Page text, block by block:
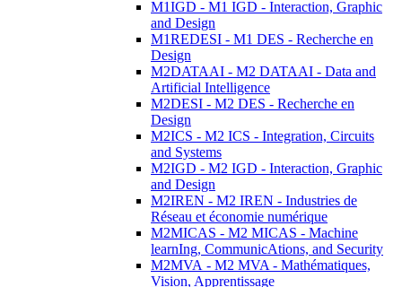
M1IGD - M1 IGD - Interaction, Graphic
and Design
M1REDESI - M1 DES - Recherche en
Design
M2DATAAI - M2 DATAAI - Data and
Artificial Intelligence
M2DESI - M2 DES - Recherche en
Design
M2ICS - M2 ICS - Integration, Circuits
and Systems
M2IGD - M2 IGD - Interaction, Graphic
and Design
M2IREN - M2 IREN - Industries de
Réseau et économie numérique
M2MICAS - M2 MICAS - Machine
learnIng, CommunicAtions, and Security
M2MVA - M2 MVA - Mathématiques,
Vision, Apprentissage